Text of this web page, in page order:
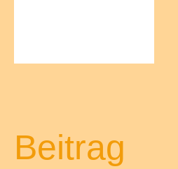
Beitrag